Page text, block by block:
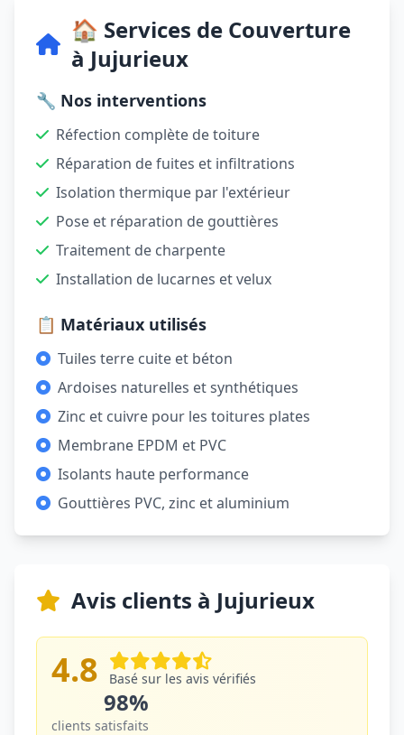
🏠 Services de Couverture
à Jujurieux
🔧 Nos interventions
Réfection complète de toiture
Réparation de fuites et infiltrations
Isolation thermique par l'extérieur
Pose et réparation de gouttières
Traitement de charpente
Installation de lucarnes et velux
📋 Matériaux utilisés
Tuiles terre cuite et béton
Ardoises naturelles et synthétiques
Zinc et cuivre pour les toitures plates
Membrane EPDM et PVC
Isolants haute performance
Gouttières PVC, zinc et aluminium
Avis clients à Jujurieux
4.8 Basé sur les avis vérifiés
98%
clients satisfaits